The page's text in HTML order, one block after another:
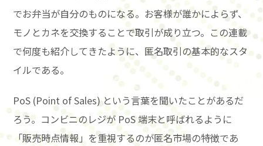
でお弁当が自分のものになる。お客様が誰かによらず、
モノとカネを交換することで取引が成り立つ。この連載
で何度も紹介してきたように、匿名取引の基本的なスタ
イルである。
PoS (Point of Sales) という言葉を聞いたことがあるだ
ろう。コンビニのレジが PoS 端末と呼ばれるように
「販売時点情報」を重視するのが匿名市場の特徴であ